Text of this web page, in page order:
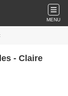
MENU
- Claire